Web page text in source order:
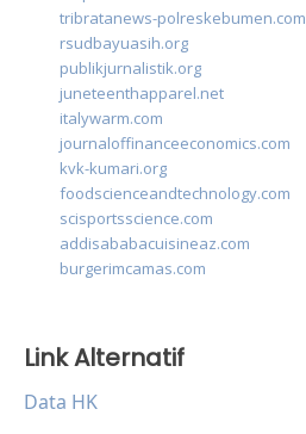
tribratanews-polreskebumen.com
rsudbayuasih.org
publikjurnalistik.org
juneteenthapparel.net
italywarm.com
journaloffinanceeconomics.com
kvk-kumari.org
foodscienceandtechnology.com
scisportsscience.com
addisababacuisineaz.com
burgerimcamas.com
Link Alternatif
Data HK